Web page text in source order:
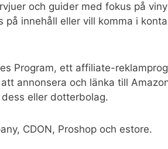
och guider med fokus på
innehåll eller vill komma i
Program, ett affiliate-
annonsera och länka till
eller dotterbolag.
CDON, Proshop och estore.